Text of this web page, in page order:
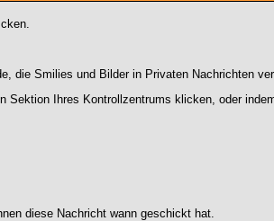
die Smilies und Bilder in Privaten Nachrichten
Sektion Ihres Kontrollzentrums klicken, oder
diese Nachricht wann geschickt hat.